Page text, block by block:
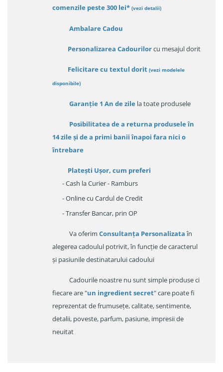
comenzile peste 300 lei* (vezi detalii)
Ambalare Cadou
Personalizarea Cadourilorcu mesajul dorit
Felicitare cu textul dorit (vezi modelele
disponibile)
Garanție 1 An de zile la toate produsele
Posibilitatea de a returna produsele în
14 zileși de a primi banii înapoi fara nici o
întrebare
Platești Ușor, cum preferi
- Cash la Curier - Ramburs
- Online cu Cardul de Credit
- Transfer Bancar, prin OP
Va oferim Consultanța Personalizataîn
alegerea cadoulul potrivit, în funcție de caracterul
și pasiunile destinatarului cadoului
Cadourile noastre nu sunt simple produse ci
fiecare are "un ingredient secret" care poate fi
reprezentat de frumusețe, calitate, sentimente,
detalii, poveste, parfum, pasiune, impresii de
neuitat